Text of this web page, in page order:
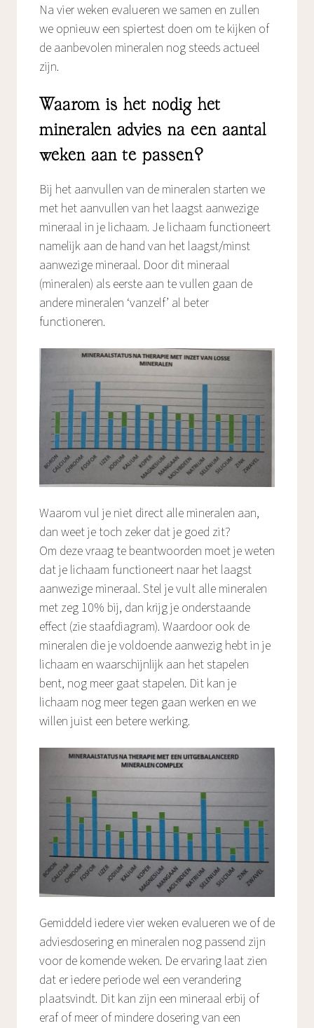
Na vier weken evalueren we samen en zullen
we opnieuw een spiertest doen om te kijken of
de aanbevolen mineralen nog steeds actueel
zijn.
Waarom is het nodig het
mineralen advies na een aantal
weken aan te passen?
Bij het aanvullen van de mineralen starten we
met het aanvullen van het laagst aanwezige
mineraal in je lichaam. Je lichaam functioneert
namelijk aan de hand van het laagst/minst
aanwezige mineraal. Door dit mineraal
(mineralen) als eerste aan te vullen gaan de
andere mineralen ‘vanzelf’ al beter
functioneren.
Waarom vul je niet direct alle mineralen aan,
dan weet je toch zeker dat je goed zit?
Om deze vraag te beantwoorden moet je weten
dat je lichaam functioneert naar het laagst
aanwezige mineraal. Stel je vult alle mineralen
met zeg 10% bij, dan krijg je onderstaande
effect (zie staafdiagram). Waardoor ook de
mineralen die je voldoende aanwezig hebt in je
lichaam en waarschijnlijk aan het stapelen
bent, nog meer gaat stapelen. Dit kan je
lichaam nog meer tegen gaan werken en we
willen juist een betere werking.
Gemiddeld iedere vier weken evalueren we of de
adviesdosering en mineralen nog passend zijn
voor de komende weken. De ervaring laat zien
dat er iedere periode wel een verandering
plaatsvindt. Dit kan zijn een mineraal erbij of
eraf of meer of mindere dosering van een